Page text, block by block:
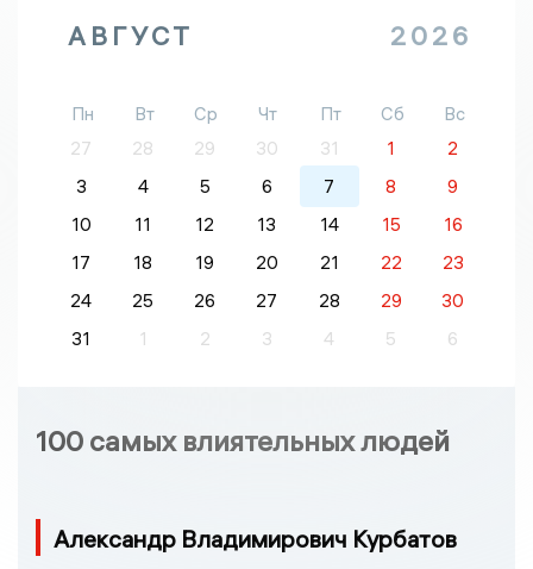
АВГУСТ 2026
Пн Вт Ср Чт Пт Сб
Вс
27
28 29 30 31 1
2
3
4 5 6 7 8
9
10
11 12 13 14 15
16
17
18 19 20 21 22
23
24
25 26 27 28 29
30
31
1 2 3 4 5 6
100 самых влиятельных людей
Александр Владимирович Курбатов